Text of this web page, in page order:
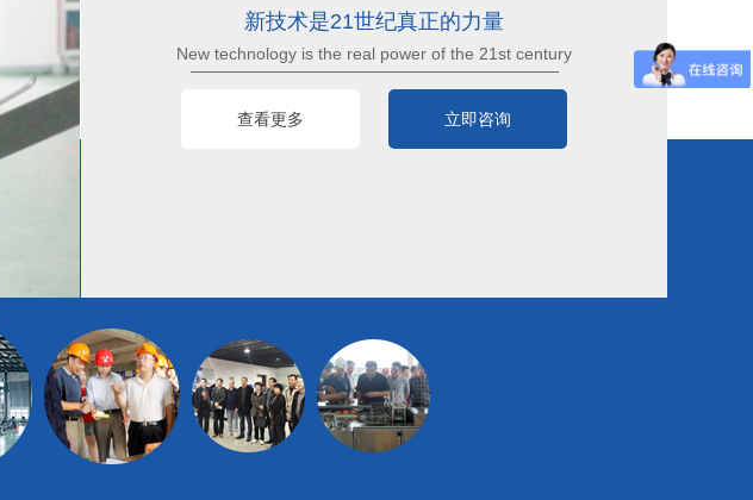
新技术是21世纪真正的力量
New technology is the real power of the 21st century
查看更多 立即咨询